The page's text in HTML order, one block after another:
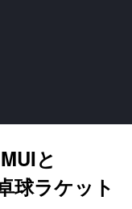
と
球ラケット